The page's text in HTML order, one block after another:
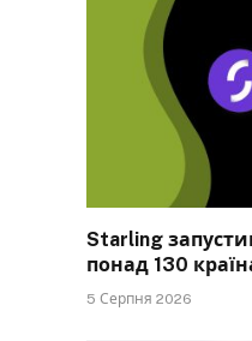
Starling
понад 130
5 Серпня 2026